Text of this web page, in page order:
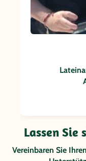
Lassen Sie
Vereinbaren Sie